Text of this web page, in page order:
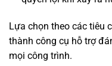
Lựa chọn theo các tiêu
thành công cụ hỗ trợ
mọi công trình.